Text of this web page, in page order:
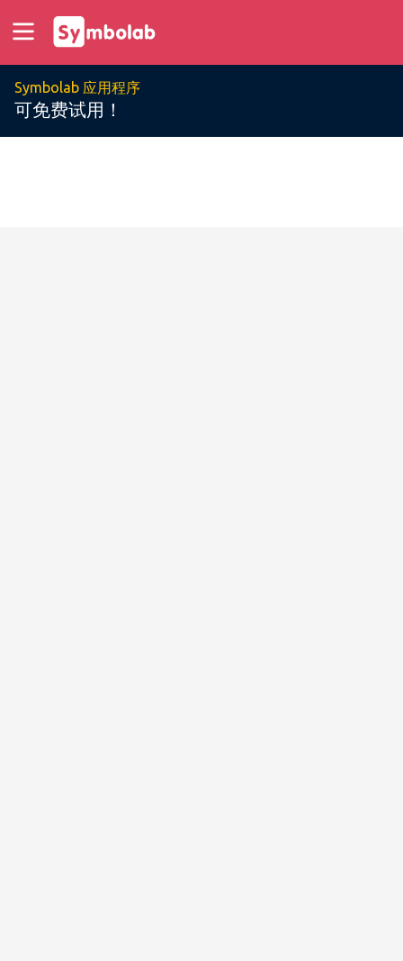
Symbolab 应用程序
可免费试用！